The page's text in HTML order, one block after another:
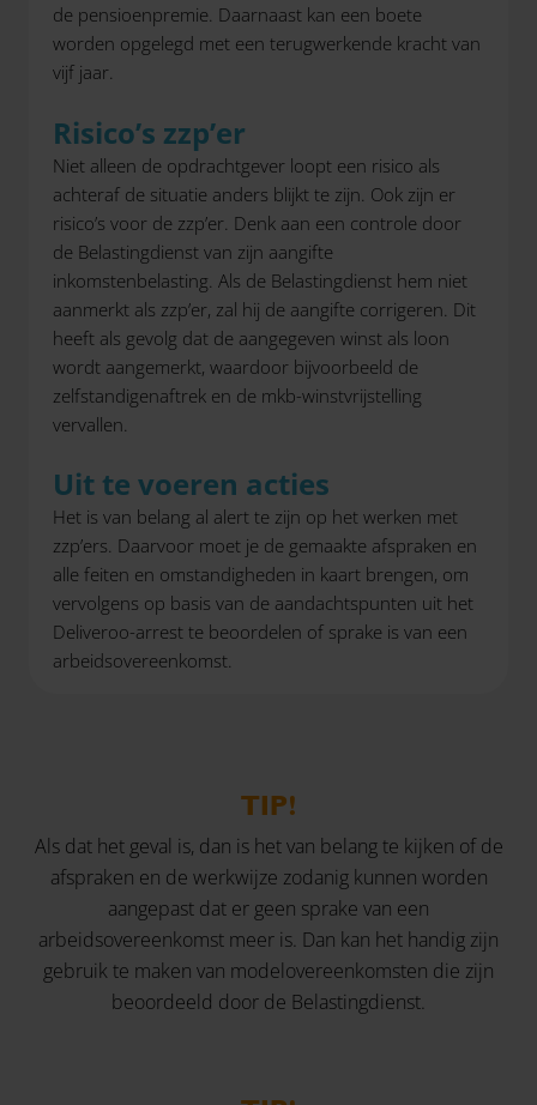
de pensioenpremie. Daarnaast kan een boete
worden opgelegd met een terugwerkende kracht van
vijf jaar.
Risico’s zzp’er
Niet alleen de opdrachtgever loopt een risico als
achteraf de situatie anders blijkt te zijn. Ook zijn er
risico’s voor de zzp’er. Denk aan een controle door
de Belastingdienst van zijn aangifte
inkomstenbelasting. Als de Belastingdienst hem niet
aanmerkt als zzp’er, zal hij de aangifte corrigeren. Dit
heeft als gevolg dat de aangegeven winst als loon
wordt aangemerkt, waardoor bijvoorbeeld de
zelfstandigenaftrek en de mkb-winstvrijstelling
vervallen.
Uit te voeren acties
Het is van belang al alert te zijn op het werken met
zzp’ers. Daarvoor moet je de gemaakte afspraken en
alle feiten en omstandigheden in kaart brengen, om
vervolgens op basis van de aandachtspunten uit het
Deliveroo-arrest te beoordelen of sprake is van een
arbeidsovereenkomst.
TIP!
Als dat het geval is, dan is het van belang te kijken of de
afspraken en de werkwijze zodanig kunnen worden
aangepast dat er geen sprake van een
arbeidsovereenkomst meer is. Dan kan het handig zijn
gebruik te maken van modelovereenkomsten die zijn
beoordeeld door de Belastingdienst.